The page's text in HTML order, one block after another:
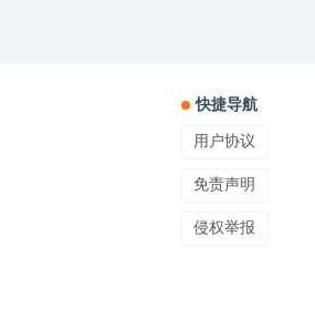
快捷导航
用户协议
免责声明
侵权举报